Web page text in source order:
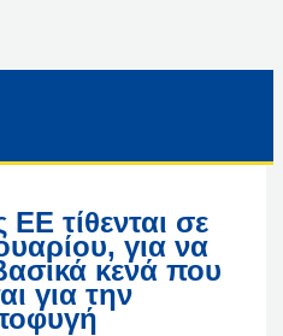
ΕΕ τίθενται σε
για να
κενά που
για την